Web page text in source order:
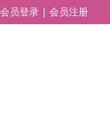
会员登录 会员注册